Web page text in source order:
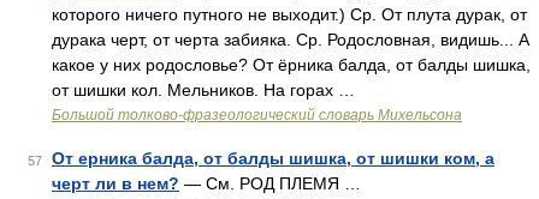
которого ничего путного не выходит.) Ср. От плута дурак, от
дурака черт, от черта забияка. Ср. Родословная, видишь... А
какое у них родословье? От ёрника балда, от балды шишка,
от шишки кол. Мельников. На горах …
Большой толково-фразеологический словарь Михельсона
57
От ерника балда, от балды шишка, от шишки ком, а
черт ли в нем? — См. РОД ПЛЕМЯ …